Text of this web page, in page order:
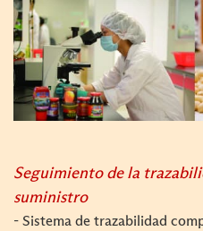
Seguimiento de la
suministro
- Sistema de trazabilidad